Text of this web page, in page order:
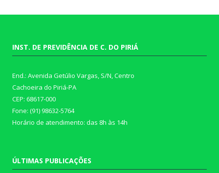
INST. DE PREVIDÊNCIA DE C. DO PIRIÁ
End.: Avenida Getúlio Vargas, S/N, Centro
Cachoeira do Piriá-PA
CEP: 68617-000
Fone: (91) 98632-5764
Horário de atendimento: das 8h às 14h
ÚLTIMAS PUBLICAÇÕES